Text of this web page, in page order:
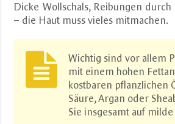
Dicke Wollschals, Reibungen
– die Haut muss vieles mitmachen.
Wichtig sind vor allem
mit einem hohen
kostbaren pflanzlichen
Säure, Argan oder
Sie insgesamt auf